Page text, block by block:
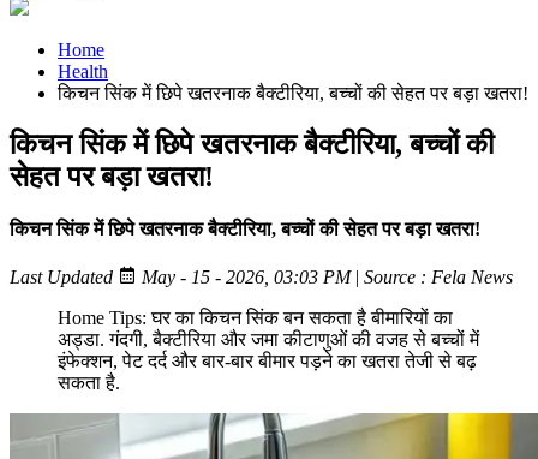
Home
Health
किचन सिंक में छिपे खतरनाक बैक्टीरिया, बच्चों की सेहत पर बड़ा खतरा!
किचन सिंक में छिपे खतरनाक बैक्टीरिया, बच्चों की
सेहत पर बड़ा खतरा!
किचन सिंक में छिपे खतरनाक बैक्टीरिया, बच्चों की सेहत पर बड़ा खतरा!
Last Updated May - 15 - 2026, 03:03 PM| Source : Fela News
Home Tips: घर का किचन सिंक बन सकता है बीमारियों का
अड्डा. गंदगी, बैक्टीरिया और जमा कीटाणुओं की वजह से बच्चों में
इंफेक्शन, पेट दर्द और बार-बार बीमार पड़ने का खतरा तेजी से बढ़
सकता है.